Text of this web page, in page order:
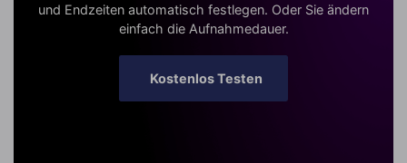
und Endzeiten automatisch festlegen. Oder Sie ändern
einfach die Aufnahmedauer.
Kostenlos Testen